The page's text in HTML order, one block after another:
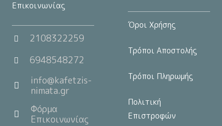
Επικοινωνίας
2108322259
6948548272
info@kafetzis-
nimata.gr
Φόρμα
Επικοινωνίας
Όροι Χρήσης
Τρόποι Αποστολής
Τρόποι Πληρωμής
Πολιτική
Επιστροφών